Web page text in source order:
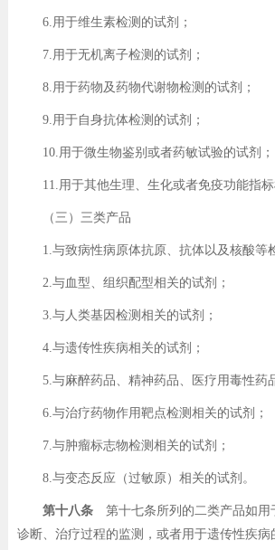
6.用于维生素检测的试剂；
7.用于无机离子检测的试剂；
8.用于药物及药物代谢物检测的试剂；
9.用于自身抗体检测的试剂；
10.用于微生物鉴别或者药敏试验的试剂；
11.用于其他生理、生化或者免疫功能指标
（三）三类产品
1.与致病性病原体抗原、抗体以及核酸等
2.与血型、组织配型相关的试剂；
3.与人类基因检测相关的试剂；
4.与遗传性疾病相关的试剂；
5.与麻醉药品、精神药品、医疗用毒性药
6.与治疗药物作用靶点检测相关的试剂；
7.与肿瘤标志物检测相关的试剂；
8.与变态反应（过敏原）相关的试剂。
第十八条第十七条所列的二类产品如用
诊断、治疗过程的监测，或者用于遗传性疾病